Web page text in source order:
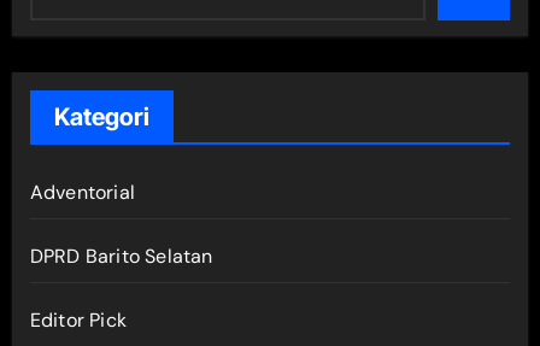
Kategori
Adventorial
DPRD Barito Selatan
Editor Pick